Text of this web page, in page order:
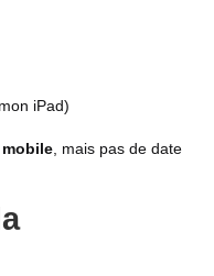
iPad)
mobile, mais pas de date